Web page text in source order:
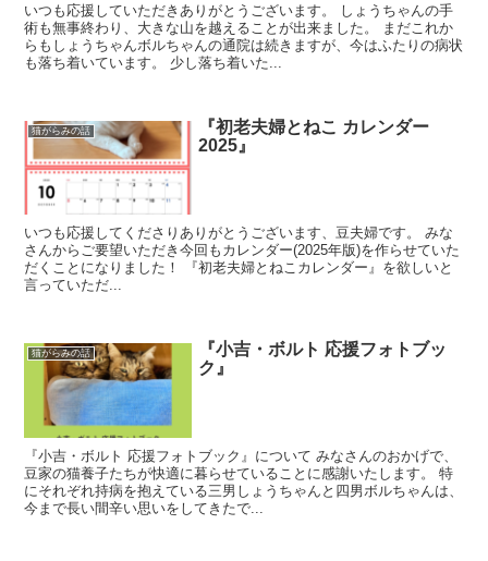
いつも応援していただきありがとうございます。 しょうちゃんの手
術も無事終わり、大きな山を越えることが出来ました。 まだこれか
らもしょうちゃんボルちゃんの通院は続きますが、今はふたりの病状
も落ち着いています。 少し落ち着いた...
猫がらみの話
『初老夫婦とねこ カレンダー
2025』
いつも応援してくださりありがとうございます、豆夫婦です。 みな
さんからご要望いただき今回もカレンダー(2025年版)を作らせていた
だくことになりました！ 『初老夫婦とねこカレンダー』を欲しいと
言っていただ...
猫がらみの話
『小吉・ボルト 応援フォトブッ
ク』
『小吉・ボルト 応援フォトブック』について みなさんのおかげで、
豆家の猫養子たちが快適に暮らせていることに感謝いたします。 特
にそれぞれ持病を抱えている三男しょうちゃんと四男ボルちゃんは、
今まで長い間辛い思いをしてきたで...